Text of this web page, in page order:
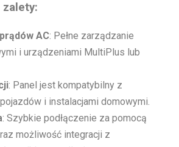
zalety:
AC: Pełne zarządzanie
i urządzeniami MultiPlus lub
: Panel jest kompatybilny z
i instalacjami domowymi.
: Szybkie podłączenie za pomocą
możliwość integracji z